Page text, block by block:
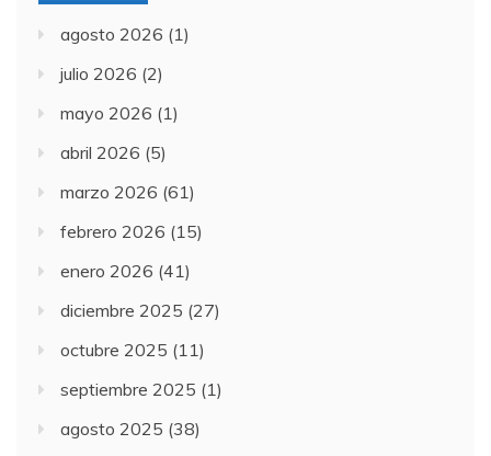
agosto 2026 (1)
julio 2026 (2)
mayo 2026 (1)
abril 2026 (5)
marzo 2026 (61)
febrero 2026 (15)
enero 2026 (41)
diciembre 2025 (27)
octubre 2025 (11)
septiembre 2025 (1)
agosto 2025 (38)